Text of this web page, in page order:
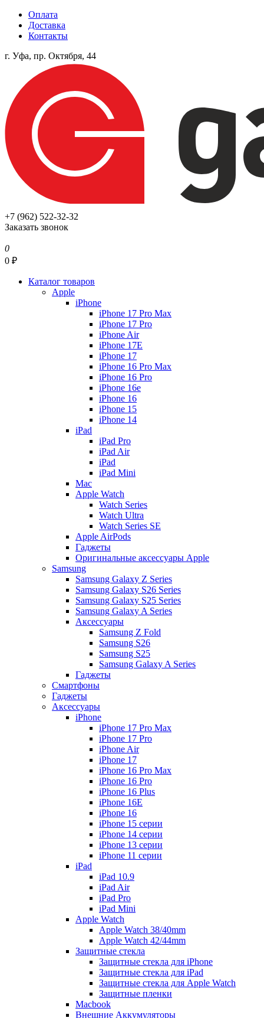
Оплата
Доставка
Контакты
г. Уфа, пр. Октября, 44
+7 (962) 522-32-32
Заказать звонок
0
0 ₽
Каталог товаров
Apple
iPhone
iPhone 17 Pro Max
iPhone 17 Pro
iPhone Air
iPhone 17E
iPhone 17
iPhone 16 Pro Max
iPhone 16 Pro
iPhone 16e
iPhone 16
iPhone 15
iPhone 14
iPad
iPad Pro
iPad Air
iPad
iPad Mini
Mac
Apple Watch
Watch Series
Watch Ultra
Watch Series SE
Apple AirPods
Гаджеты
Оригинальные аксессуары Apple
Samsung
Samsung Galaxy Z Series
Samsung Galaxy S26 Series
Samsung Galaxy S25 Series
Samsung Galaxy A Series
Аксессуары
Samsung Z Fold
Samsung S26
Samsung S25
Samsung Galaxy A Series
Гаджеты
Смартфоны
Гаджеты
Аксессуары
iPhone
iPhone 17 Pro Max
iPhone 17 Pro
iPhone Air
iPhone 17
iPhone 16 Pro Max
iPhone 16 Pro
iPhone 16 Plus
iPhone 16E
iPhone 16
iPhone 15 серии
iPhone 14 серии
iPhone 13 серии
iPhone 11 серии
iPad
iPad 10.9
iPad Air
iPad Pro
iPad Mini
Apple Watch
Apple Watch 38/40mm
Apple Watch 42/44mm
Защитные стекла
Защитные стекла для iPhone
Защитные стекла для iPad
Защитные стекла для Apple Watch
Защитные пленки
Macbook
Внешние Аккумуляторы